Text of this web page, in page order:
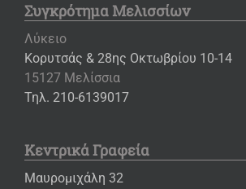
Συγκρότημα Μελισσίων
Λύκειο
Κορυτσάς & 28ης Οκτωβρίου 10-14
15127 Μελίσσια
Τηλ. 210-6139017
Κεντρικά Γραφεία
Μαυρομιχάλη 32